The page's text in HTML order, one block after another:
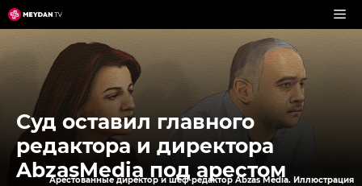
Перейти
к
содержимому
Суд оставил главного
редактора и директора
AbzasMedia под арестом
Арестованные директор и шеф-редактор Abzas Media. Иллюстрация